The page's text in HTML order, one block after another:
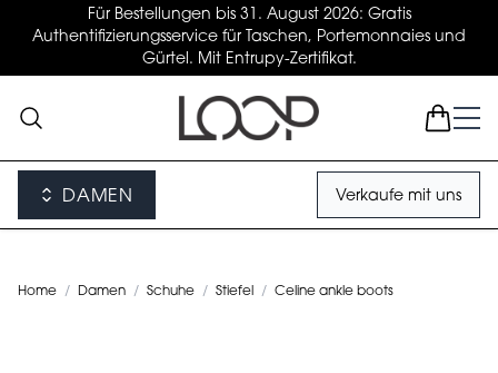
Für Bestellungen bis 31. August 2026: Gratis
Authentifizierungsservice für Taschen, Portemonnaies und
Gürtel. Mit Entrupy-Zertifikat.
DAMEN Verkaufe mit uns
Home / Damen / Schuhe / Stiefel / Celine ankle boots